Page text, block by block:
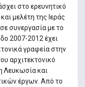
στο ερευνητικό
μελέτη της Ιεράς
συνεργασία με το
2007-2012 έχει
γραφεία στην
αρχιτεκτονικό
Λευκωσία και
έργων. Από το